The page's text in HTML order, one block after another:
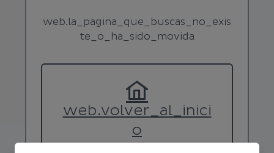
web.la_pagina_que_buscas_no_exis
te_o_ha_sido_movida
web.volver_al_inici
o